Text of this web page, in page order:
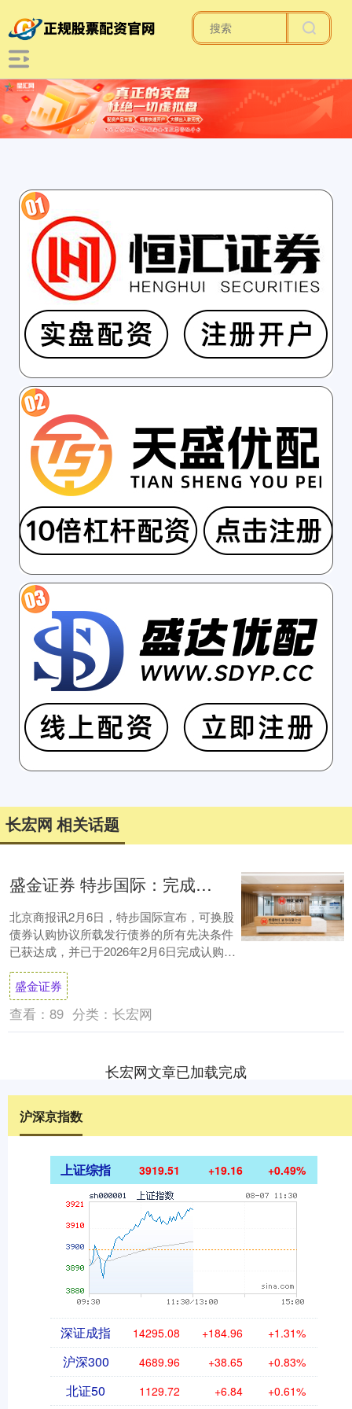
长宏网 相关话题
盛金证券 特步国际：完成发行金额为5亿港元的可换股债券
北京商报讯2月6日，特步国际宣布，可换股
债券认购协议所载发行债券的所有先决条件
已获达成，并已于2026年2月6日完成认购及
发行债券。债券已于2026年2月6日在....
盛金证券
查看： 89 分类： 长宏网
长宏网文章已加载完成
沪深京指数
上证综指 3919.51 +19.16 +0.49%
深证成指 14295.08 +184.96 +1.31%
沪深300 4689.96 +38.65 +0.83%
北证50 1129.72 +6.84 +0.61%